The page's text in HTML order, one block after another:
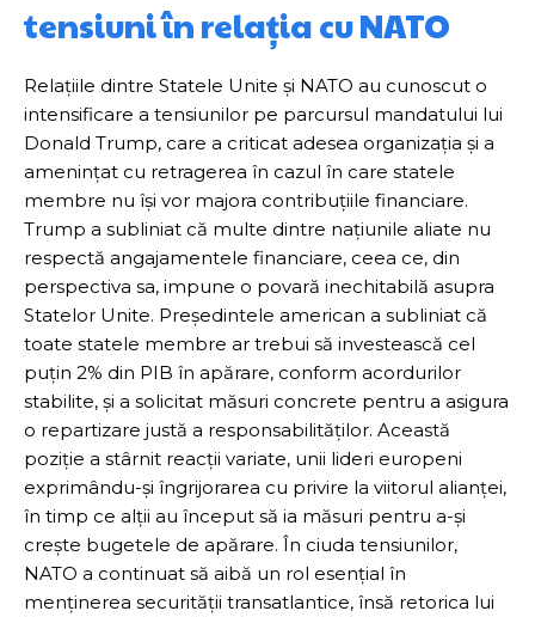
tensiuni în relația cu NATO
Relațiile dintre Statele Unite și NATO au cunoscut o
intensificare a tensiunilor pe parcursul mandatului lui
Donald Trump, care a criticat adesea organizația și a
amenințat cu retragerea în cazul în care statele
membre nu își vor majora contribuțiile financiare.
Trump a subliniat că multe dintre națiunile aliate nu
respectă angajamentele financiare, ceea ce, din
perspectiva sa, impune o povară inechitabilă asupra
Statelor Unite. Președintele american a subliniat că
toate statele membre ar trebui să investească cel
puțin 2% din PIB în apărare, conform acordurilor
stabilite, și a solicitat măsuri concrete pentru a asigura
o repartizare justă a responsabilităților. Această
poziție a stârnit reacții variate, unii lideri europeni
exprimându-și îngrijorarea cu privire la viitorul alianței,
în timp ce alții au început să ia măsuri pentru a-și
crește bugetele de apărare. În ciuda tensiunilor,
NATO a continuat să aibă un rol esențial în
menținerea securității transatlantice, însă retorica lui